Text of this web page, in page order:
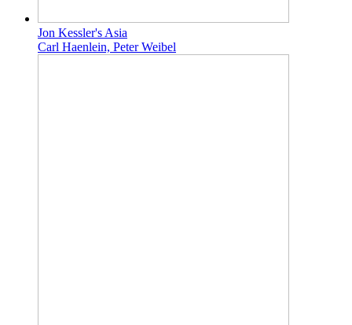
Jon Kessler's Asia
Carl Haenlein, Peter Weibel